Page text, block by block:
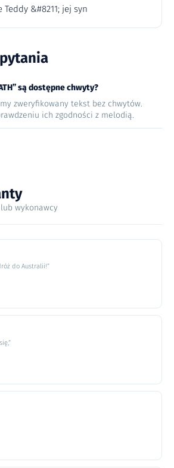
&#8211; jej syn
są dostępne chwyty?
zweryfikowany tekst bez chwytów.
ich zgodności z melodią.
wykonawcy
do Australii!”